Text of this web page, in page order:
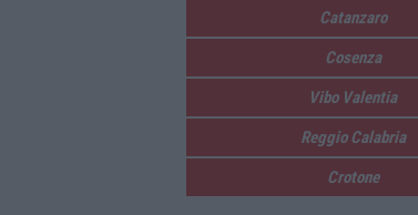
Catanzaro
Cosenza
Vibo Valentia
Reggio Calabria
Crotone